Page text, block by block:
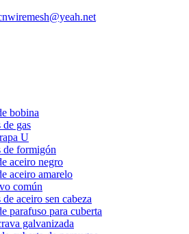
bobina
de gas
U
de formigón
aceiro negro
aceiro amarelo
común
aceiro sen cabeza
parafuso para cuberta
galvanizada